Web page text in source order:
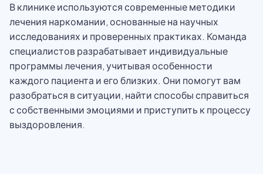
В клинике используются современные методики
лечения наркомании, основанные на научных
исследованиях и проверенных практиках. Команда
специалистов разрабатывает индивидуальные
программы лечения, учитывая особенности
каждого пациента и его близких. Они помогут вам
разобраться в ситуации, найти способы справиться
с собственными эмоциями и приступить к процессу
выздоровления.